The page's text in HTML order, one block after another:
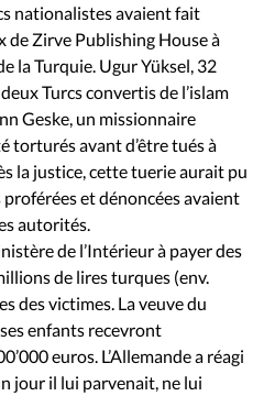
nationalistes avaient fait
de Zirve Publishing House à
la Turquie. Ugur Yüksel, 32
Turcs convertis de l’islam
Geske, un missionnaire
torturés avant d’être tués à
la justice, cette tuerie aurait pu
proférées et dénoncées avaient
autorités.
de l’Intérieur à payer des
de lires turques (env.
des victimes. La veuve du
enfants recevront
euros. L’Allemande a réagi
jour il lui parvenait, ne lui